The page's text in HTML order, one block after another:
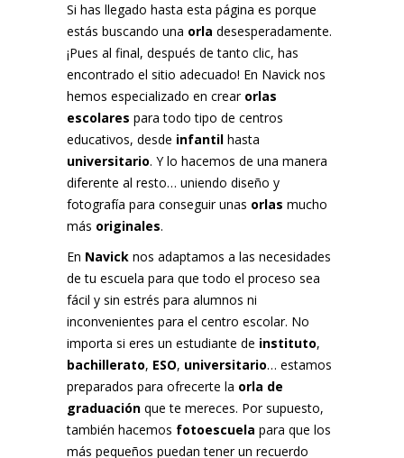
Si has llegado hasta esta página es porque
estás buscando una orla desesperadamente.
¡Pues al final, después de tanto clic, has
encontrado el sitio adecuado! En Navick nos
hemos especializado en crear orlas
escolares para todo tipo de centros
educativos, desde infantil hasta
universitario. Y lo hacemos de una manera
diferente al resto… uniendo diseño y
fotografía para conseguir unas orlas mucho
más originales.
En Navick nos adaptamos a las necesidades
de tu escuela para que todo el proceso sea
fácil y sin estrés para alumnos ni
inconvenientes para el centro escolar. No
importa si eres un estudiante de instituto,
bachillerato, ESO, universitario… estamos
preparados para ofrecerte la orla de
graduación que te mereces. Por supuesto,
también hacemos fotoescuela para que los
más pequeños puedan tener un recuerdo